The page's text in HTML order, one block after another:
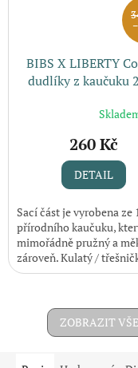
BIBS X LIBERTY
dudlíky z kaučuku
260 Kč
DETAIL
Sací část je vyrobena ze
přírodního kaučuku,
mimořádně pružný a
zároveň. Kulatý /
tvar sací části si často
ZOBRAZIT